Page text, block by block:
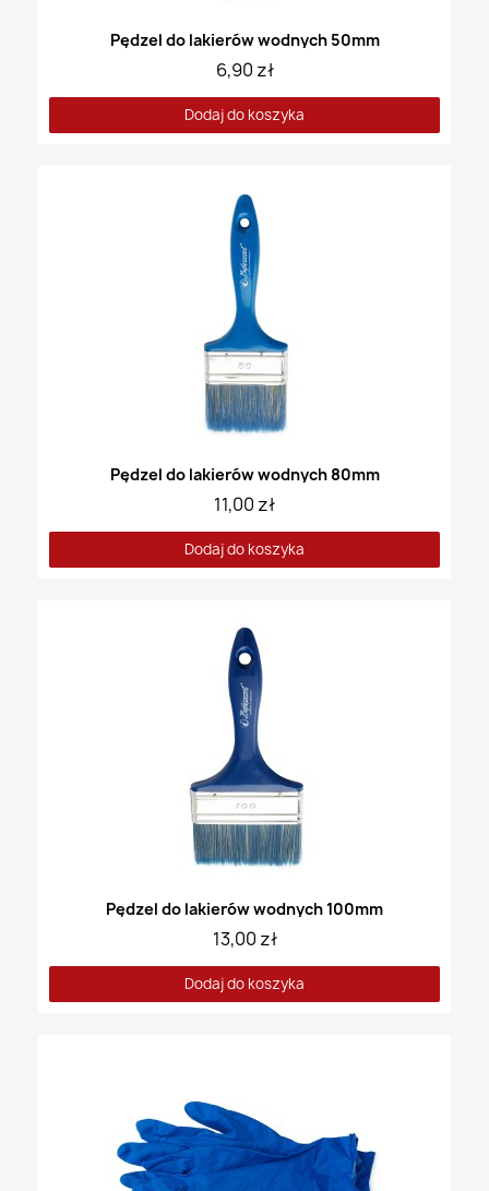
Pędzel do lakierów wodnych 50mm
6,90 zł
Dodaj do koszyka
Pędzel do lakierów wodnych 80mm
11,00 zł
Dodaj do koszyka
Pędzel do lakierów wodnych 100mm
13,00 zł
Dodaj do koszyka